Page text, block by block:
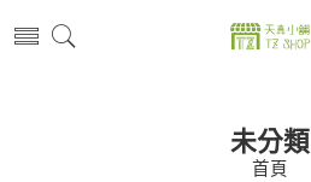
未分類
首頁